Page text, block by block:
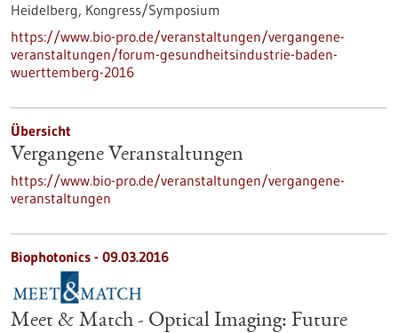
Heidelberg, Kongress/Symposium
https://www.bio-pro.de/veranstaltungen/vergangene-
veranstaltungen/forum-gesundheitsindustrie-baden-
wuerttemberg-2016
Übersicht
Vergangene Veranstaltungen
https://www.bio-pro.de/veranstaltungen/vergangene-
veranstaltungen
Biophotonics - 09.03.2016
Meet & Match - Optical Imaging: Future